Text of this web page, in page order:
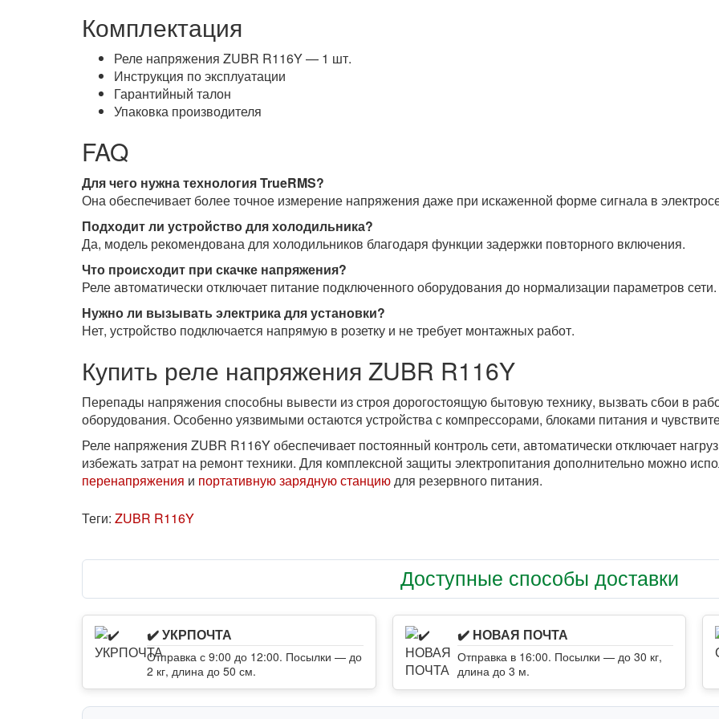
Комплектация
Реле напряжения ZUBR R116Y — 1 шт.
Инструкция по эксплуатации
Гарантийный талон
Упаковка производителя
FAQ
Для чего нужна технология TrueRMS?
Она обеспечивает более точное измерение напряжения даже при искаженной форме сигнала в
Подходит ли устройство для холодильника?
Да, модель рекомендована для холодильников благодаря функции задержки повторного включения.
Что происходит при скачке напряжения?
Реле автоматически отключает питание подключенного оборудования до нормализации параметров сети.
Нужно ли вызывать электрика для установки?
Нет, устройство подключается напрямую в розетку и не требует монтажных работ.
Купить реле напряжения ZUBR R116Y
Перепады напряжения способны вывести из строя дорогостоящую бытовую технику, вызвать сбои в
оборудования. Особенно уязвимыми остаются устройства с компрессорами, блоками питания и
Реле напряжения ZUBR R116Y обеспечивает постоянный контроль сети, автоматически отключает
избежать затрат на ремонт техники. Для комплексной защиты электропитания дополнительно можно
перенапряжения и портативную зарядную станциюдля резервного питания.
Теги: ZUBR R116Y
Доступные способы доставки
✔️ УКРПОЧТА
Отправка с 9:00 до 12:00. Посылки — до
2 кг, длина до 50 см.
✔️ НОВАЯ ПОЧТА
Отправка в 16:00. Посылки — до 30 кг,
длина до 3 м.